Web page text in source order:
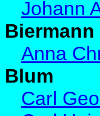
Johann
Biermann
Anna
Blum
Carl